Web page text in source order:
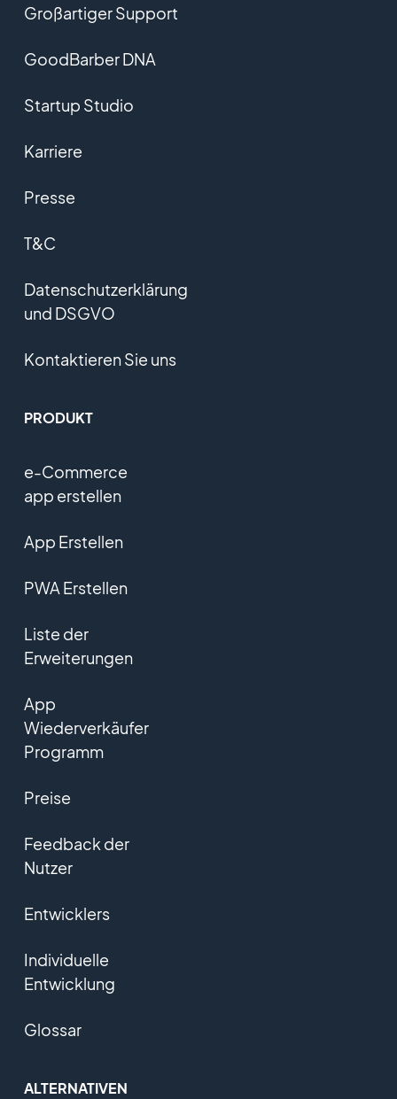
Großartiger Support
GoodBarber DNA
Startup Studio
Karriere
Presse
T&C
Datenschutzerklärung
und DSGVO
Kontaktieren Sie uns
PRODUKT
e-Commerce
app erstellen
App Erstellen
PWA Erstellen
Liste der
Erweiterungen
App
Wiederverkäufer
Programm
Preise
Feedback der
Nutzer
Entwicklers
Individuelle
Entwicklung
Glossar
ALTERNATIVEN